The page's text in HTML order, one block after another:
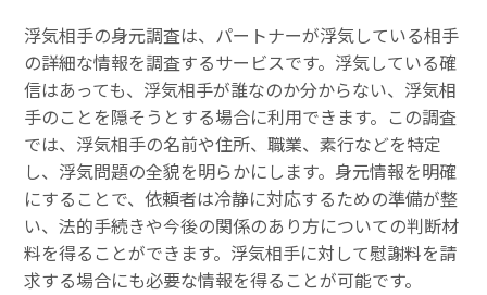
浮気相手の身元調査は、パートナーが浮気している相手
の詳細な情報を調査するサービスです。浮気している確
信はあっても、浮気相手が誰なのか分からない、浮気相
手のことを隠そうとする場合に利用できます。この調査
では、浮気相手の名前や住所、職業、素行などを特定
し、浮気問題の全貌を明らかにします。身元情報を明確
にすることで、依頼者は冷静に対応するための準備が整
い、法的手続きや今後の関係のあり方についての判断材
料を得ることができます。浮気相手に対して慰謝料を請
求する場合にも必要な情報を得ることが可能です。